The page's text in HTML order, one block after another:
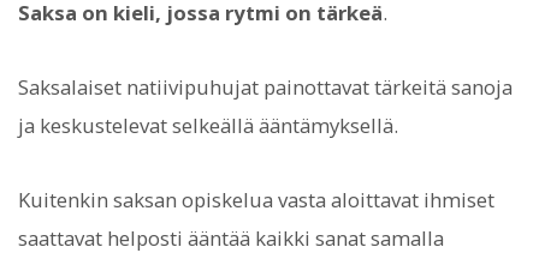
Saksa on kieli, jossa rytmi on tärkeä.
Saksalaiset natiivipuhujat painottavat tärkeitä sanoja
ja keskustelevat selkeällä ääntämyksellä.
Kuitenkin saksan opiskelua vasta aloittavat ihmiset
saattavat helposti ääntää kaikki sanat samalla